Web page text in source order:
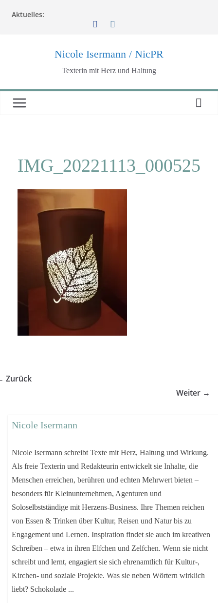
Inhalt
Aktuelles:
Nicole Isermann / NicPR
Texterin mit Herz und Haltung
IMG_20221113_000525
Zurück
Weiter →
Nicole Isermann
Nicole Isermann schreibt Texte mit Herz, Haltung und Wirkung.
Als freie Texterin und Redakteurin entwickelt sie Inhalte, die
Menschen erreichen, berühren und echten Mehrwert bieten –
besonders für Kleinunternehmen, Agenturen und
Soloselbstständige mit Herzens-Business. Ihre Themen reichen
von Essen & Trinken über Kultur, Reisen und Natur bis zu
Engagement und Lernen. Inspiration findet sie auch im kreativen
Schreiben – etwa in ihren Elfchen und Zelfchen. Wenn sie nicht
schreibt und lernt, engagiert sie sich ehrenamtlich für Kultur-,
Kirchen- und soziale Projekte. Was sie neben Wörtern wirklich
liebt? Schokolade ...